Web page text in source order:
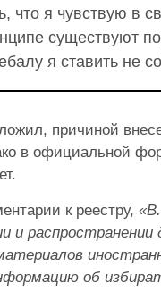
что я чувствую в
существуют
я ставить не
причиной
в официальной
к реестру,
и распространении
об